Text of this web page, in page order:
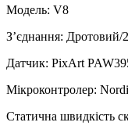
Модель: V8
З’єднання: Дротовий/
Датчик: PixArt
Мікроконтролер:
Статична швидкість